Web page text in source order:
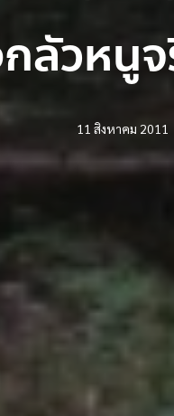
ลัวหนู
11 สิงหาคม 2011